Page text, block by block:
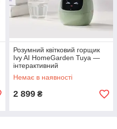
Розумний квітковий горщик
Ivy AI HomeGarden Tuya —
інтерактивний
самодоглядний planter Tuya
Yellow
Немає в наявності
2 899 ₴